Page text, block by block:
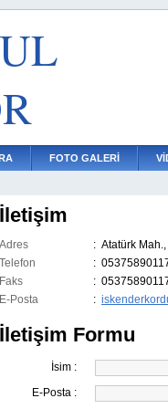
FOTO GALERİ
İletişim
Adres : Atatürk
Telefon
:
Faks
:
E-Posta
:
İletişim Formu
İsim :
E-Posta :